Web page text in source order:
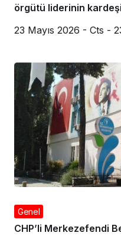
örgütü liderinin
23 Mayıs 2026 - Cts -
Genel
CHP’li Merkezefendi